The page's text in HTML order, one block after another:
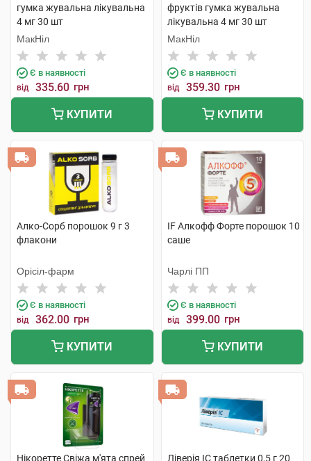
гумка жувальна лікувальна
4 мг 30 шт
МакНіл
Є в наявності
від 335.60 грн
КУПИТИ
фруктів гумка жувальна
лікувальна 4 мг 30 шт
МакНіл
Є в наявності
від 359.30 грн
КУПИТИ
Алко-Сорб порошок 9 г 3
флакони
Орісіл-фарм
Є в наявності
від 362.00 грн
КУПИТИ
IF Алкофф Форте порошок 10
саше
Чарлі ПП
Є в наявності
від 399.00 грн
КУПИТИ
Нікоретте Свіжа м'ята спрей Ліверія IC таблетки 0,5 г 20